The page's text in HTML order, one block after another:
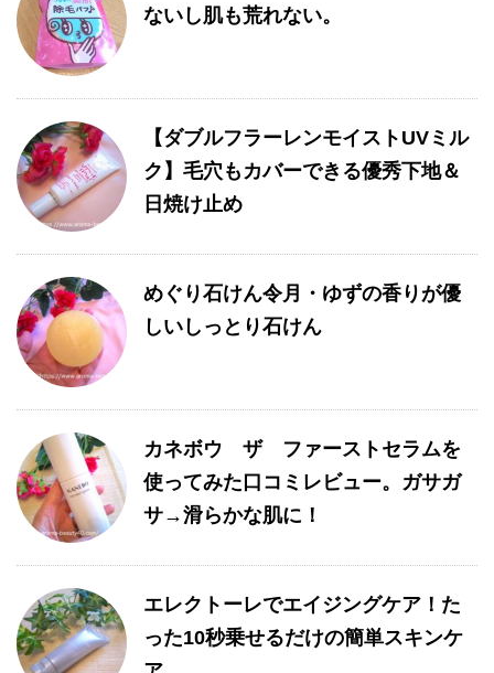
ないし肌も荒れない。
【ダブルフラーレンモイストUVミル
ク】毛穴もカバーできる優秀下地＆
日焼け止め
めぐり石けん令月・ゆずの香りが優
しいしっとり石けん
カネボウ ザ ファーストセラムを
使ってみた口コミレビュー。ガサガ
サ→滑らかな肌に！
エレクトーレでエイジングケア！た
った10秒乗せるだけの簡単スキンケ